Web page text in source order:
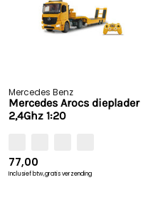
Mercedes Benz
Mercedes Arocs dieplader
2,4Ghz 1:20
77,00
Inclusief btw,gratis verzending